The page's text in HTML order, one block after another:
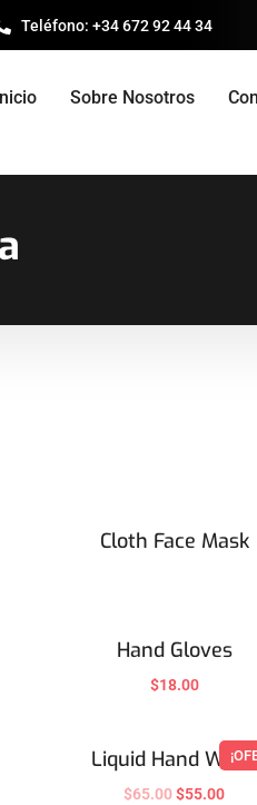
Teléfono: +34 672 92 44 34
Sobre Nosotros
Cloth Face Mask
Hand Gloves
$18.00
Liquid Hand Wash
$65.00 $55.00